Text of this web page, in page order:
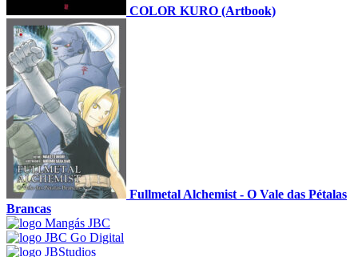
COLOR KURO (Artbook)
Fullmetal Alchemist - O Vale das Pétalas
Brancas